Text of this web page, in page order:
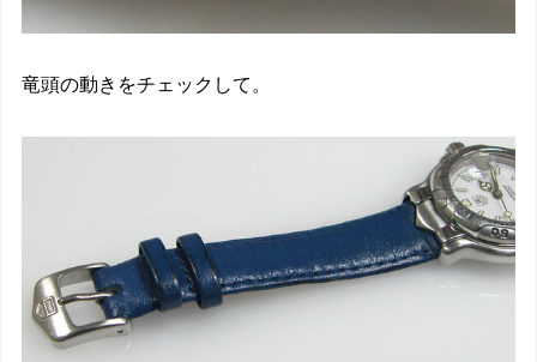
竜頭の動きをチェックして。